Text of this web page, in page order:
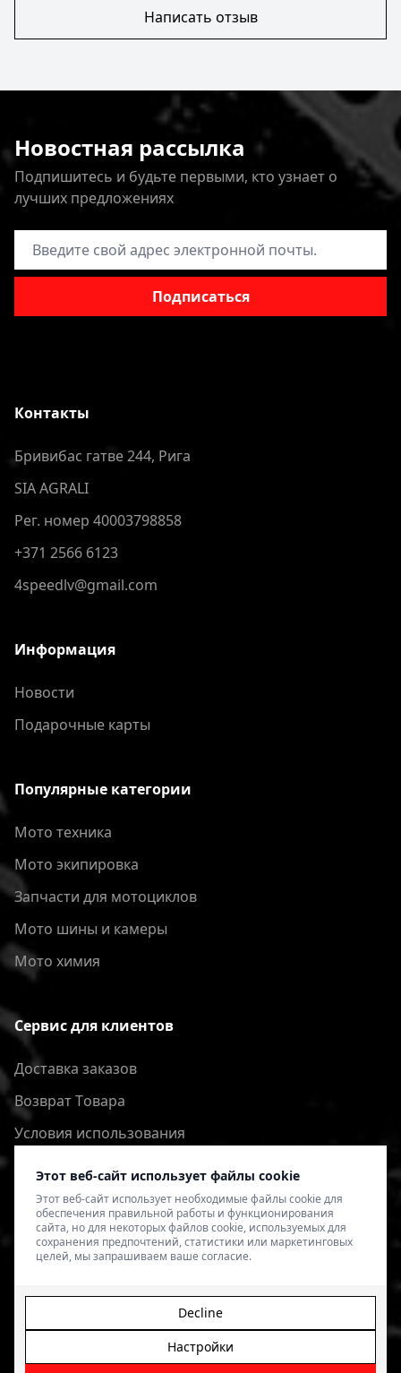
Этот веб-сайт использует файлы cookie
Этот веб-сайт использует необходимые файлы cookie для
обеспечения правильной работы и функционирования
сайта, но для некоторых файлов cookie, используемых для
сохранения предпочтений, статистики или маркетинговых
целей, мы запрашиваем ваше согласие.
Настройки
Decline
Написать отзыв
Новостная рассылка
Подпишитесь и будьте первыми, кто узнает о
лучших предложениях
Адрес электронной почты
Подписаться
Контакты
Бривибас гатве 244, Рига
SIA AGRALI
Рег. номер 40003798858
+371 2566 6123
4speedlv@gmail.com
Информация
Новости
Подарочные карты
Популярные категории
Мото техника
Мото экипировка
Запчасти для мотоциклов
Мото шины и камеры
Мото химия
Сервис для клиентов
Доставка заказов
Bозврат Tовара
Условия использования
Политика конфиденциальности
© 2026 4SPEED.LV. Visas tiesības aizsargātas.
veikala izveide - Magecode.